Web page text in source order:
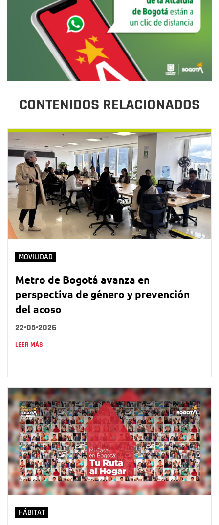
CONTENIDOS RELACIONADOS
MOVILIDAD
Metro de Bogotá avanza en
perspectiva de género y prevención
del acoso
22•05•2026
LEER MÁS
HÁBITAT